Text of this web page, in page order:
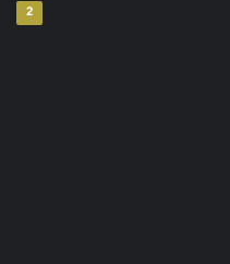
2